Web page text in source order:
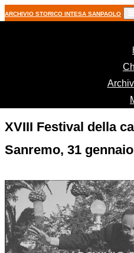
ARCHIVIO STORICO INTESA SANPAOLO
XVIII Festival della
Sanremo, 31